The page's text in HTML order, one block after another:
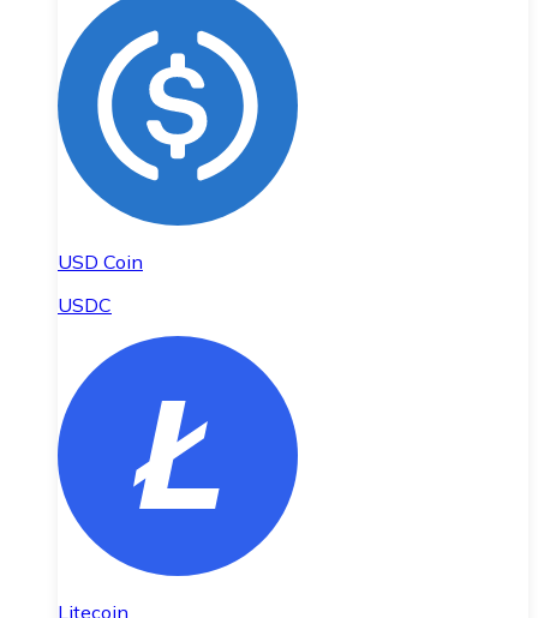
USD Coin
USDC
Litecoin